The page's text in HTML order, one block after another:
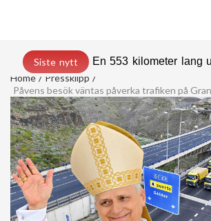
Siste nytt
En 553 kilometer lang
Home
Pressklipp